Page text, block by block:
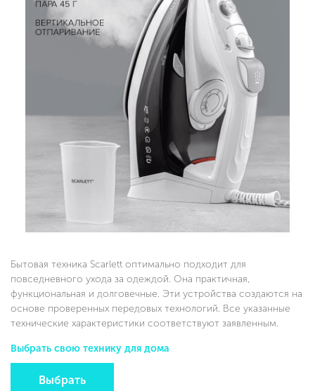
Бытовая техника Scarlett оптимально подходит для
повседневного ухода за одеждой. Она практичная,
функциональная и долговечные. Эти устройства создаются на
основе проверенных передовых технологий. Все указанные
технические характеристики соответствуют заявленным.
Выбрать свою технику для дома
Выбрать